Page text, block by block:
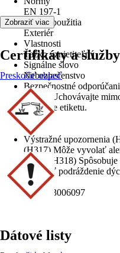
EN 197-1
Oblasť použitia
Exteriér
Vlastnosti
Ťažko vznietiteľný
Signálne slovo
Nebezpečenstvo
Bezpečnostné
(P102) Uchovávajte
prečítajte etiketu.
Obsah
25 kg
Výstražné upozornenia
(H317) Môže vyvolať
kožu., (H318)
spôsobiť podráždenie
EAN
8588003006097
Zobraziť viac
Certifikáty a služby
Preskočiť oblasť
Dátové listy